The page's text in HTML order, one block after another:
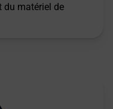
matériel de